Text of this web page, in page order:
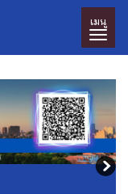
เมนู